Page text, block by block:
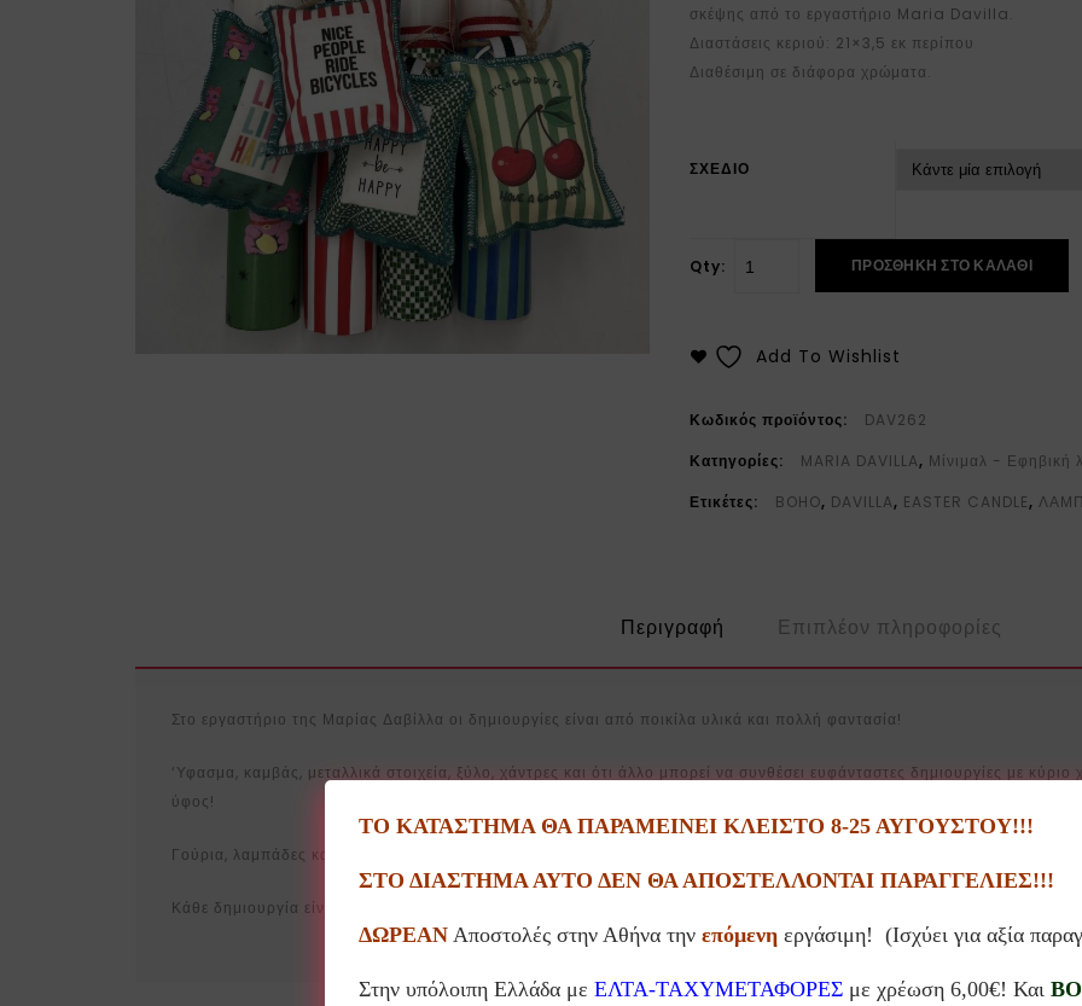
σκέψης από το εργαστήριο Maria Davilla.
Διαστάσεις κεριού: 21×3,5 εκ περίπου
Διαθέσιμη σε διάφορα χρώματα.
ΣΧΕΔΙΟ
Qty: ΠΡΟΣΘΉΚΗ ΣΤΟ ΚΑΛΆΘΙ
Add To Wishlist
Κωδικός προϊόντος:
DAV262
Κατηγορίες:
MARIA DAVILLA, Μίνιμαλ - Εφηβική
Ετικέτες:
BOHO, DAVILLA, EASTER CANDLE,
Περιγραφή Επιπλέον πληροφορίες
Στο εργαστήριο της Μαρίας Δαβίλλα οι δημιουργίες είναι από ποικίλα υλικά και πολλή φαντασία!
‘Υφασμα, καμβάς, μεταλλικά στοιχεία, ξύλο, χάντρες και ότι άλλο μπορεί να συνθέσει ευφάνταστες δημιουργίες με
ύφος!
Γούρια, λαμπάδες και πρωτότυπες δημιουργίες για δώρα με ιδιαίτερο ύφος και στυλ!
Κάθε δημιουργία είναι μοναδική και πιθανόν να υπάρχουν αποκλίσεις από το προϊόν της φωτογραφίας.
ΤΟ ΚΑΤΑΣΤΗΜΑ ΘΑ ΠΑΡΑΜΕΙΝΕΙ ΚΛΕΙΣΤΟ 8-25 ΑΥΓΟΥΣΤΟΥ!!!
ΣΤΟ ΔΙΑΣΤΗΜΑ ΑΥΤΟ ΔΕΝ ΘΑ ΑΠΟΣΤΕΛΛΟΝΤΑΙ ΠΑΡΑΓΓΕΛΙΕΣ!!!
ΔΩΡΕΑΝΑποστολές στην Αθήνα την επόμενηεργάσιμη! (Ισχύει για αξία
Στην υπόλοιπη Ελλάδα με ΕΛΤΑ-ΤΑΧΥΜΕΤΑΦΟΡΕΣμε χρέωση 6,00€! Και